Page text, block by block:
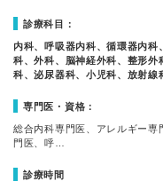
診療科目：
内科、呼吸器内科、循環器内
科、外科、脳神経外科、整形外
科、泌尿器科、小児科、放射線
専門医・資格：
総合内科専門医、アレルギー
門医、呼…
診療時間